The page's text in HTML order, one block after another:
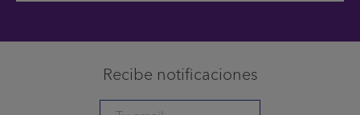
Recibe notificaciones